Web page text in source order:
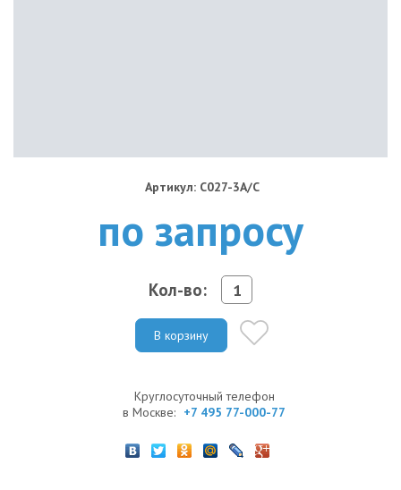
Артикул: C027-3A/C
по запросу
Кол-во:
В корзину
Круглосуточный телефон
в Москве: +7 495 77-000-77